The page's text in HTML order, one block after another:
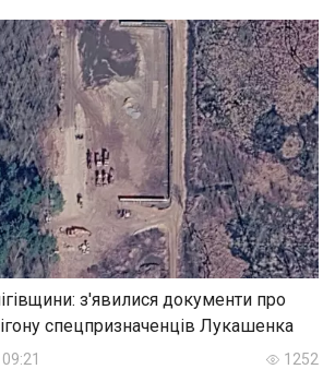
з'явилися документи про
спецпризначенців Лукашенка
1252